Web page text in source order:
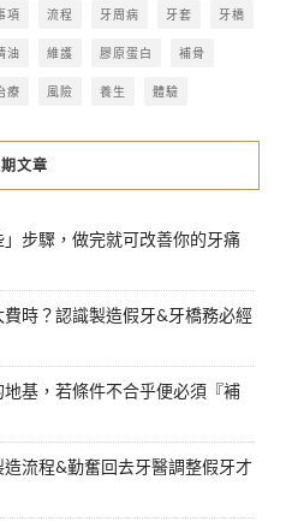
項 流程 牙周病 牙套 牙橋
油 維護 膠原蛋白 補骨
療 風險 養生 體驗
文章
步驟，做完就可改善你的牙痛
費時？認識製造假牙&牙橋務必經
基，若條件不合乎便必須『補
流程&勤奮回去牙醫調整假牙才